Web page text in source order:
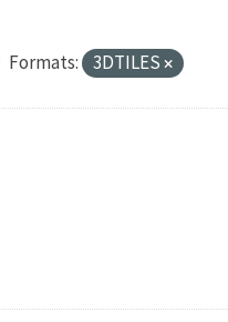
Formats: 3DTILES